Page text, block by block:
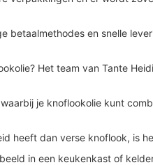
betaalmethodes en snelle
Het team van Tante
je knoflookolie kunt
heeft dan verse knoflook, is
in een keukenkast of